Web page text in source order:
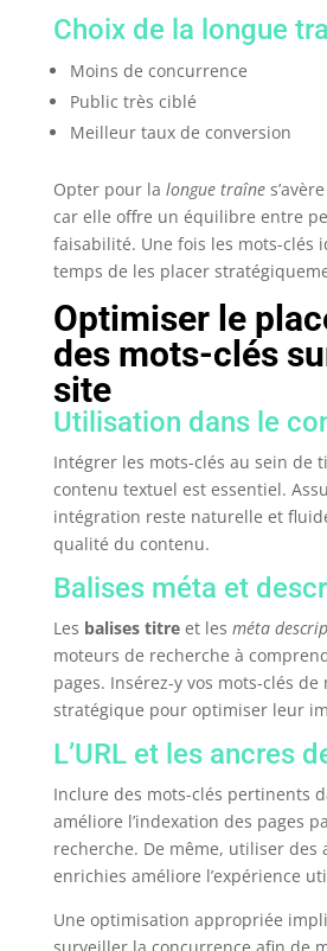
Choix de la longue
Moins de concurrence
Public très ciblé
Meilleur taux de conversion
Opter pour la longue traîne
car elle offre un équilibre entre
faisabilité. Une fois les mots-clés
temps de les placer
Optimiser le
des mots-clés
site
Utilisation dans le
Intégrer les mots-clés au sein de
contenu textuel est essentiel.
intégration reste naturelle et
qualité du contenu.
Balises méta et
Les balises titreet les méta
moteurs de recherche à
pages. Insérez-y vos mots-clés de
stratégique pour optimiser leur
L’URL et les ancres
Inclure des mots-clés pertinents
améliore l’indexation des pages
recherche. De même, utiliser des
enrichies améliore l’expérience
Une optimisation appropriée